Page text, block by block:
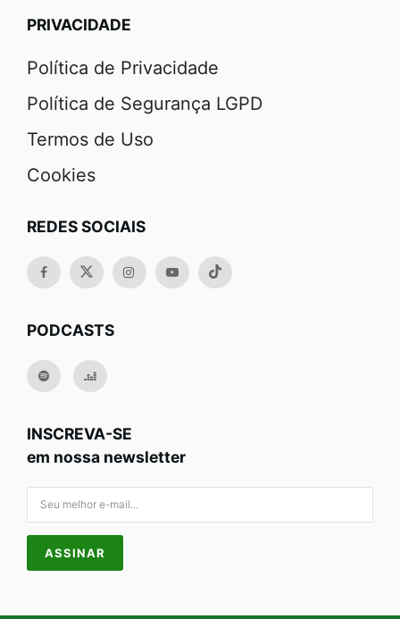
PRIVACIDADE
Política de Privacidade
Política de Segurança LGPD
Termos de Uso
Cookies
REDES SOCIAIS
PODCASTS
INSCREVA-SE
em nossa newsletter